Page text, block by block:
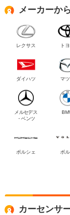
メーカーか
レクサス ト
ダイハツ マ
メルセデス
・ベンツ
ポルシェ ボ
カーセンサ